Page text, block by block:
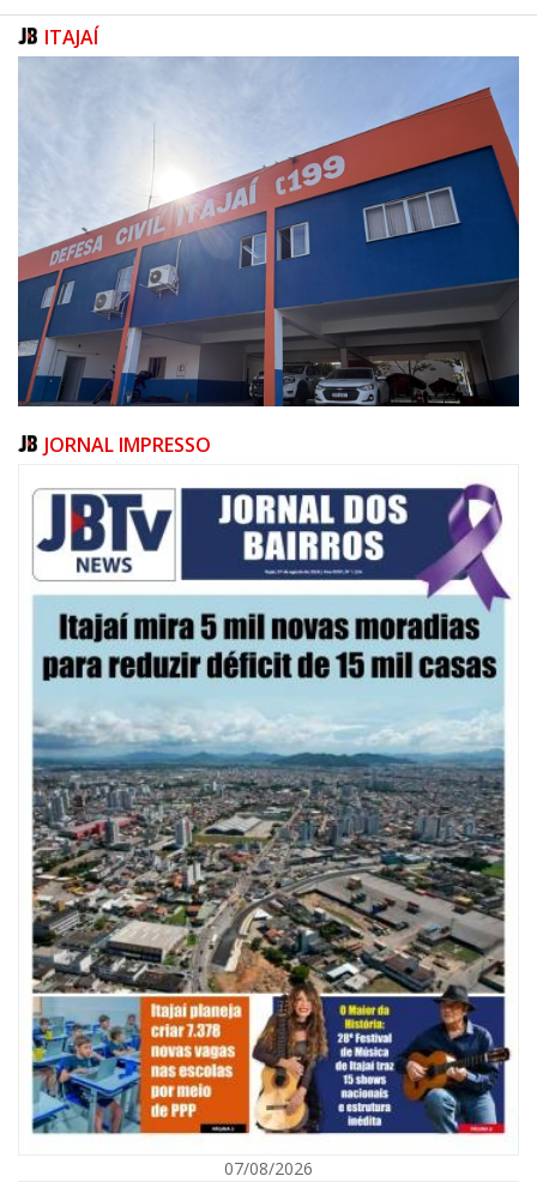
ITAJAÍ
09/08/2026 | 07:00
Defesa Civil de Itajaí apresentará plano de contingência contra El Niño na
ITAJAÍ
JORNAL IMPRESSO
07/08/2026